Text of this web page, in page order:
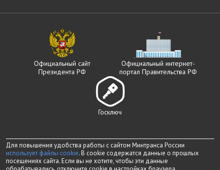
Официальный сайт
Президента РФ
Официальный интернет-
портал Правительства РФ
Госключ
Для повышения удобства работы с сайтом Минтранса России
использует файлы cookie. В cookie содержатся данные о прошлых
посещениях сайта. Если вы не хотите, чтобы эти данные